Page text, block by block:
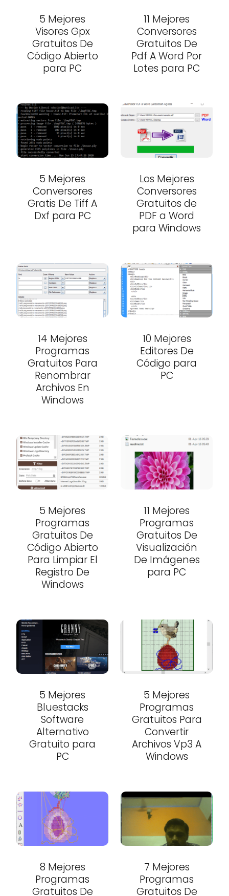
5 Mejores
Visores Gpx
Gratuitos De
Código Abierto
para PC
11 Mejores
Conversores
Gratuitos De
Pdf A Word Por
Lotes para PC
5 Mejores
Conversores
Gratis De Tiff A
Dxf para PC
Los Mejores
Conversores
Gratuitos de
PDF a Word
para Windows
14 Mejores
Programas
Gratuitos Para
Renombrar
Archivos En
Windows
10 Mejores
Editores De
Código para
PC
5 Mejores
Programas
Gratuitos De
Código Abierto
Para Limpiar El
Registro De
Windows
11 Mejores
Programas
Gratuitos De
Visualización
De Imágenes
para PC
5 Mejores
Bluestacks
Software
Alternativo
Gratuito para
PC
5 Mejores
Programas
Gratuitos Para
Convertir
Archivos Vp3 A
Windows
8 Mejores
Programas
Gratuitos De
7 Mejores
Programas
Gratuitos De